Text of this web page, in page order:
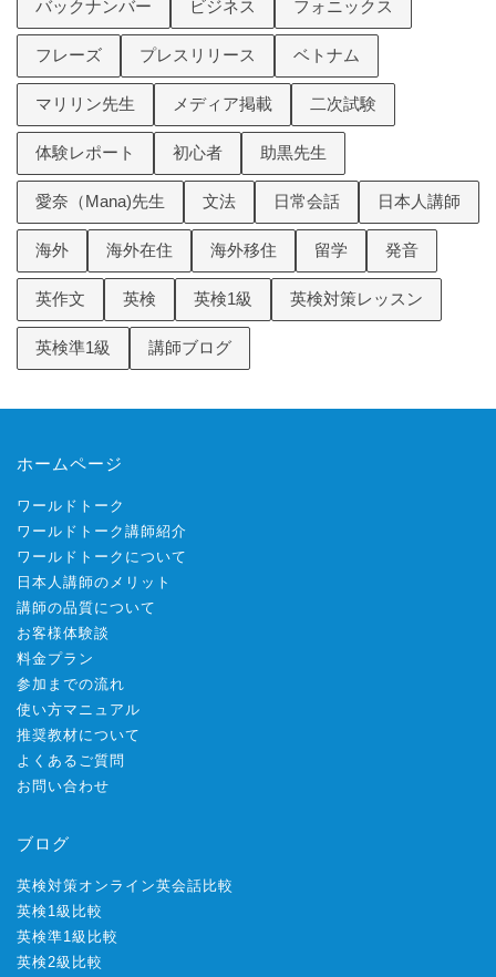
バックナンバー ビジネス フォニックス
フレーズ プレスリリース ベトナム
マリリン先生 メディア掲載 二次試験
体験レポート 初心者 助黒先生
愛奈（Mana)先生 文法 日常会話 日本人講師
海外 海外在住 海外移住 留学 発音
英作文 英検 英検1級 英検対策レッスン
英検準1級 講師ブログ
ホームページ
ワールドトーク
ワールドトーク講師紹介
ワールドトークについて
日本人講師のメリット
講師の品質について
お客様体験談
料金プラン
参加までの流れ
使い方マニュアル
推奨教材について
よくあるご質問
お問い合わせ
ブログ
英検対策オンライン英会話比較
英検1級比較
英検準1級比較
英検2級比較